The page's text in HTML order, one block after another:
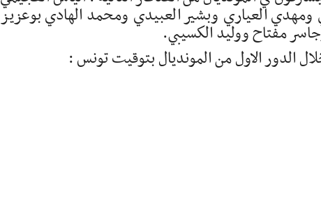
العياري وبشير العبيدي ومحمد الهادي بوعزيز
مفتاح ووليد الكسيبي.
الدور الاول من المونديال بتوقيت تونس :